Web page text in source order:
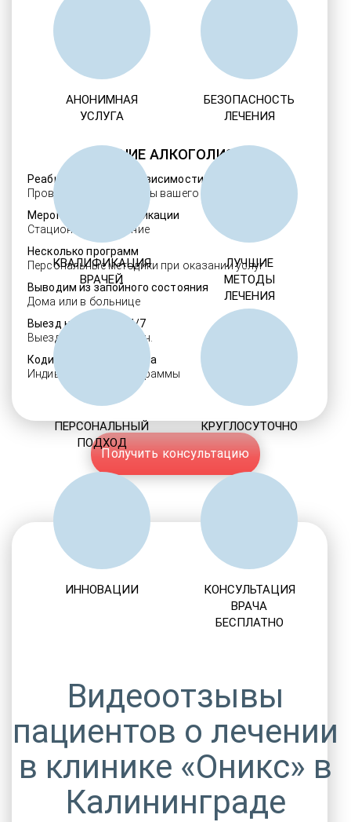
ЛЕЧЕНИЕ АЛКОГОЛИЗМА
Реабилитация алкозависимости
Проверенные ребцентры вашего региона
Мероприятия детоксикации
Стационарное лечение
Несколько программ
Персональные методики при оказании услуг
Выводим из запойного состояния
Дома или в больнице
Выезд нарколога 24/7
Выезд в течение 30 мин.
Кодировка алкоголизма
Индивидуальные программы
Получить консультацию
АНОНИМНАЯ
УСЛУГА
БЕЗОПАСНОСТЬ
ЛЕЧЕНИЯ
КВАЛИФИКАЦИЯ
ВРАЧЕЙ
ЛУЧШИЕ
МЕТОДЫ
ЛЕЧЕНИЯ
ПЕРСОНАЛЬНЫЙ
ПОДХОД
КРУГЛОСУТОЧНО
ИННОВАЦИИ
КОНСУЛЬТАЦИЯ
ВРАЧА
БЕСПЛАТНО
Видеоотзывы
пациентов о лечении
в клинике «Оникс» в
Калининграде